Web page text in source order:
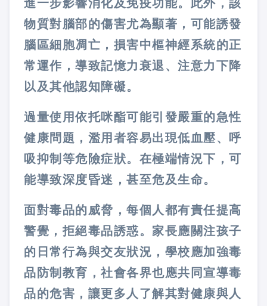
進一步影響消化及免疫功能。此外，該
物質對腦部的傷害尤為顯著，可能誘發
腦區細胞凋亡，損害中樞神經系統的正
常運作，導致記憶力衰退、注意力下降
以及其他認知障礙。
過量使用依托咪酯可能引發嚴重的急性
健康問題，濫用者容易出現低血壓、呼
吸抑制等危險症狀。在極端情況下，可
能導致深度昏迷，甚至危及生命。
面對毒品的威脅，每個人都有責任提高
警覺，拒絕毒品誘惑。家長應關注孩子
的日常行為與交友狀況，學校應加強毒
品防制教育，社會各界也應共同宣導毒
品的危害，讓更多人了解其對健康與人